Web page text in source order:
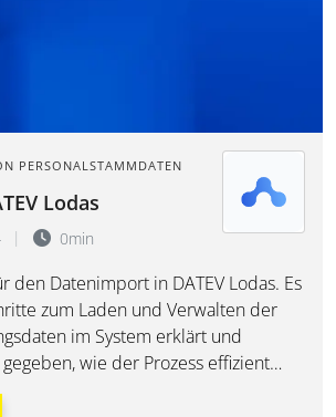
PERSONALSTAMMDATEN
Lodas
0min
den Datenimport in DATEV Lodas. Es
zum Laden und Verwalten der
im System erklärt und
wie der Prozess effizient
kann.